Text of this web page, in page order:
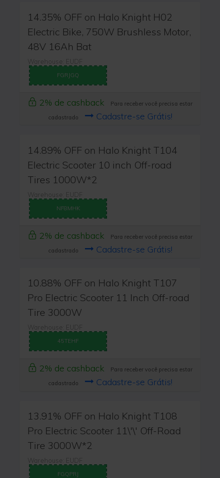
14.35% OFF on Halo Knight H02
Electric Bike, 750W Brushless Motor,
48V 16Ah Bat
Warehouse: EUDF
FGRJGQ
2% de cashback
Para receber você precisa estar
cadastrado
Cadastre-se Grátis!
14.89% OFF on Halo Knight T104
Electric Scooter 10 inch Off-road
Tires 1000W*2
Warehouse: EUDF
NF8MHK
2% de cashback
Para receber você precisa estar
cadastrado
Cadastre-se Grátis!
10.88% OFF on Halo Knight T107
Pro Electric Scooter 11 Inch Off-road
Tire 3000W
Warehouse: EUDF
45TEHF
2% de cashback
Para receber você precisa estar
cadastrado
Cadastre-se Grátis!
13.91% OFF on Halo Knight T108
Pro Electric Scooter 11\'\' Off-Road
Tire 3000W*2
Warehouse: EUDF
FGQPRJ